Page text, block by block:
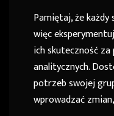
Pamiętaj, że
więc
ich skuteczność
analitycznych.
potrzeb swojej
wprowadzać